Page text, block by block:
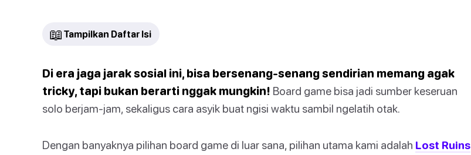
📖 Tampilkan Daftar Isi
Di era jaga jarak sosial ini, bisa bersenang-senang sendirian memang agak
tricky, tapi bukan berarti nggak mungkin! Board game bisa jadi sumber keseruan
solo berjam-jam, sekaligus cara asyik buat ngisi waktu sambil ngelatih otak.
Dengan banyaknya pilihan board game di luar sana, pilihan utama kami adalah Lost Ruins